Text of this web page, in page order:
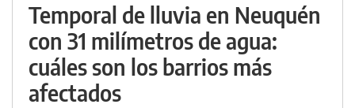
Temporal de lluvia en Neuquén
con 31 milímetros de agua:
cuáles son los barrios más
afectados